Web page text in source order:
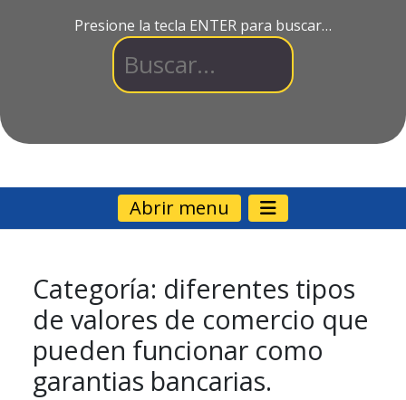
Presione la tecla ENTER para buscar…
Abrir menu
Categoría: diferentes tipos
de valores de comercio que
pueden funcionar como
garantias bancarias.